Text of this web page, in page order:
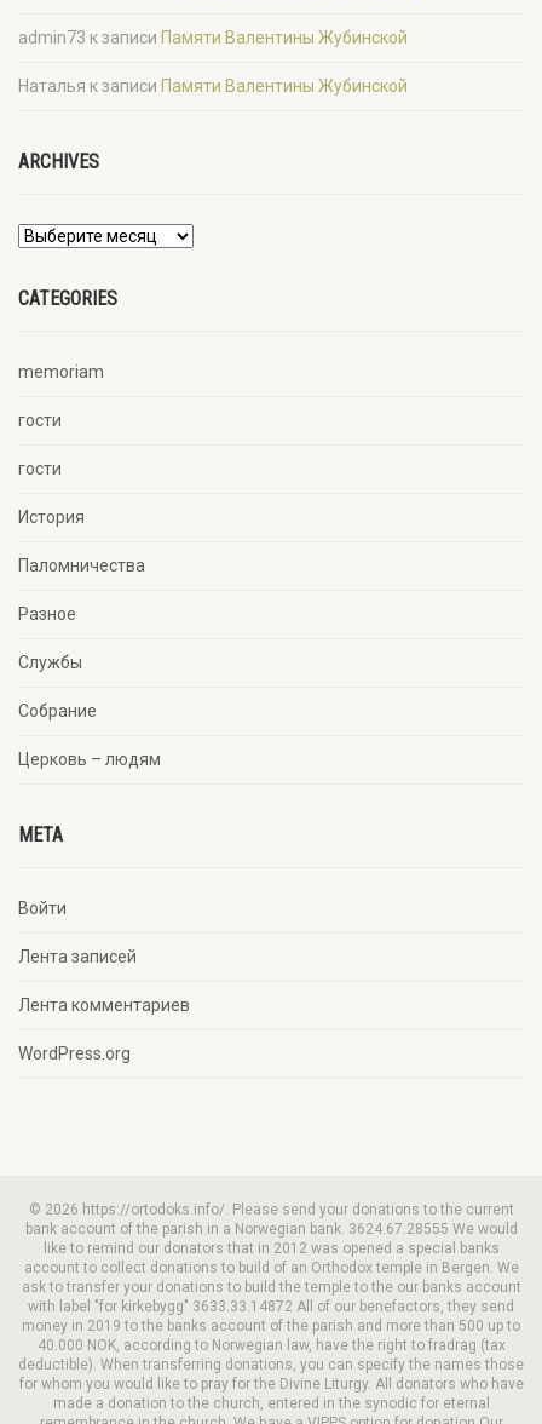
admin73 к записи Памяти Валентины Жубинской
Наталья к записи Памяти Валентины Жубинской
ARCHIVES
CATEGORIES
memoriam
гости
гости
История
Паломничества
Разное
Службы
Собрание
Церковь – людям
META
Войти
Лента записей
Лента комментариев
WordPress.org
© 2026 https://ortodoks.info/. Please send your donations to the current
bank account of the parish in a Norwegian bank. 3624.67.28555 We would
like to remind our donators that in 2012 was opened a special banks
account to collect donations to build of an Orthodox temple in Bergen. We
ask to transfer your donations to build the temple to the our banks account
with label "for kirkebygg" 3633.33.14872 All of our benefactors, they send
money in 2019 to the banks account of the parish and more than 500 up to
40.000 NOK, according to Norwegian law, have the right to fradrag (tax
deductible). When transferring donations, you can specify the names those
for whom you would like to pray for the Divine Liturgy. All donators who have
made a donation to the church, entered in the synodic for eternal